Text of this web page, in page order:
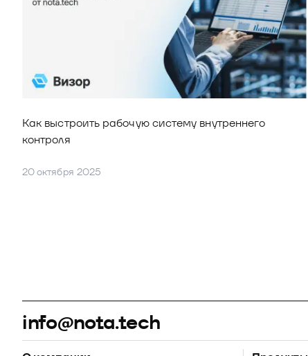
Как выстроить рабочую систему внутреннего
контроля
20 октября 2025
info@nota.tech